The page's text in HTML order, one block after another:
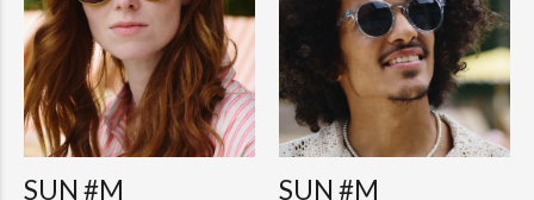
SUN #M
SUN #M